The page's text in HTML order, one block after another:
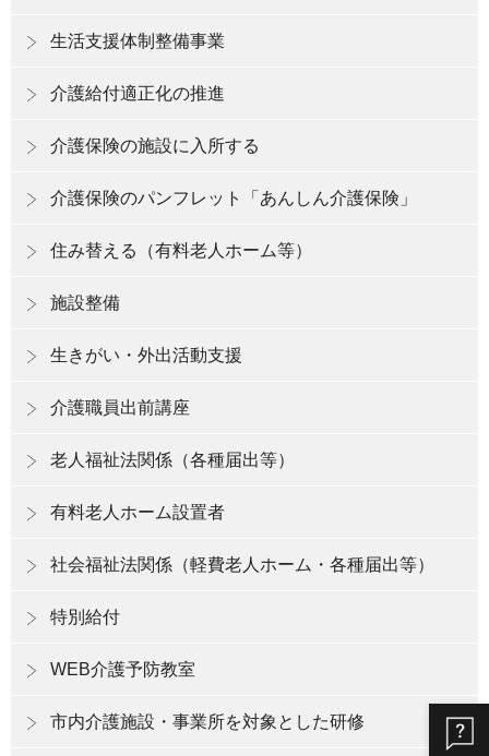
生活支援体制整備事業
介護給付適正化の推進
介護保険の施設に入所する
介護保険のパンフレット「あんしん介護保険」
住み替える（有料老人ホーム等）
施設整備
生きがい・外出活動支援
介護職員出前講座
老人福祉法関係（各種届出等）
有料老人ホーム設置者
社会福祉法関係（軽費老人ホーム・各種届出等）
特別給付
WEB介護予防教室
市内介護施設・事業所を対象とした研修